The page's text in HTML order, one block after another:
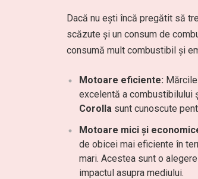
Dacă nu ești încă pregătit să
scăzute și un consum de
consumă mult combustibil și
Motoare eficiente:
excelentă a combustibilului
Corolla sunt cunoscute
Motoare mici și
de obicei mai eficiente în
mari. Acestea sunt o
impactul asupra mediului.